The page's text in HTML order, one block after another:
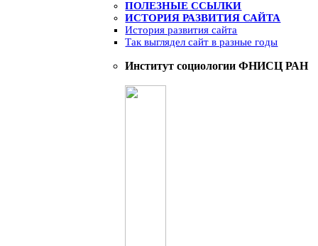
ПОЛЕЗНЫЕ ССЫЛКИ
ИСТОРИЯ РАЗВИТИЯ САЙТА
История развития сайта
Так выглядел сайт в разные годы
Институт социологии ФНИСЦ РАН